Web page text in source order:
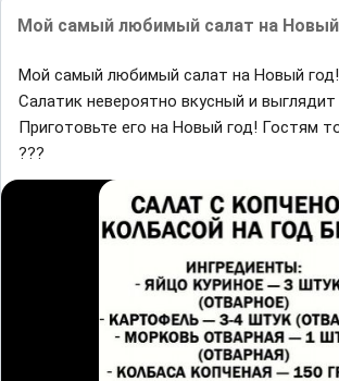
Мой самый любимый салат на Новый
Мой самый любимый салат на Новый год!
Салатик невероятно вкусный и
Приготовьте его на Новый год! Гостям
???